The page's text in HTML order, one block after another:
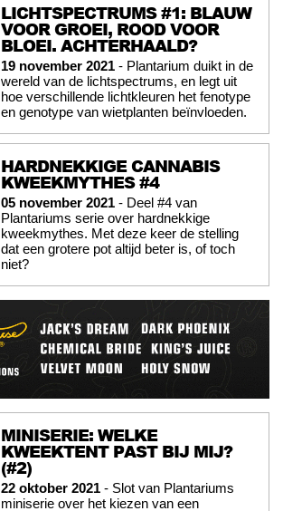
LICHTSPECTRUMS #1: BLAUW
VOOR GROEI, ROOD VOOR
BLOEI. ACHTERHAALD?
19 november 2021 - Plantarium duikt in de
wereld van de lichtspectrums, en legt uit
hoe verschillende lichtkleuren het fenotype
en genotype van wietplanten beïnvloeden.
HARDNEKKIGE CANNABIS
KWEEKMYTHES #4
05 november 2021 - Deel #4 van
Plantariums serie over hardnekkige
kweekmythes. Met deze keer de stelling
dat een grotere pot altijd beter is, of toch
niet?
MINISERIE: WELKE
KWEEKTENT PAST BIJ MIJ?
(#2)
22 oktober 2021 - Slot van Plantariums
miniserie over het kiezen van een